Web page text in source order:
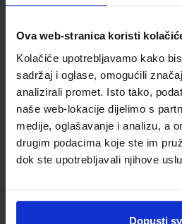
Ova web-stranica koristi
Kolačiće upotrebljavamo kako
sadržaj i oglase, omogućili
analizirali promet. Isto tako,
naše web-lokacije dijelimo s
medije, oglašavanje i analizu, a
drugim podacima koje ste im
dok ste upotrebljavali njihove
Dopusti
Školski razred
Nastavni predmet
Reg br min